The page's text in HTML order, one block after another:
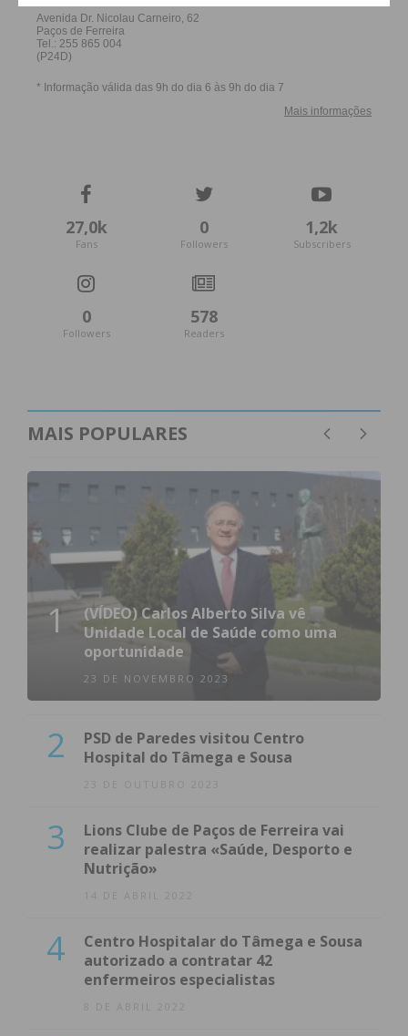
27,0k
Fans
0
Followers
1,2k
Subscribers
0
Followers
578
Readers
MAIS POPULARES
1
(VÍDEO) Carlos Alberto Silva vê
Unidade Local de Saúde como uma
oportunidade
23 DE NOVEMBRO 2023
2
PSD de Paredes visitou Centro
Hospital do Tâmega e Sousa
23 DE OUTUBRO 2023
3
Lions Clube de Paços de Ferreira vai
realizar palestra «Saúde, Desporto e
Nutrição»
14 DE ABRIL 2022
4
Centro Hospitalar do Tâmega e Sousa
autorizado a contratar 42
enfermeiros especialistas
8 DE ABRIL 2022